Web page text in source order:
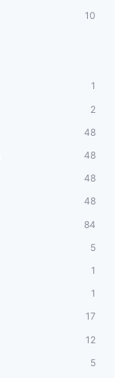
10
1
2
48
48
48
48
84
5
1
1
17
12
5